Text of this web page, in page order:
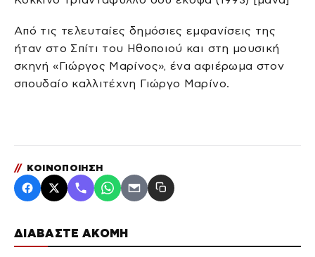
ΔΙΑΒΑΣΤΕ ΑΚΟΜΗ
Από τις τελευταίες δημόσιες εμφανίσεις της
ήταν στο Σπίτι του Ηθοποιού και στη μουσική
σκηνή «Γιώργος Μαρίνος», ένα αφιέρωμα στον
σπουδαίο καλλιτέχνη Γιώργο Μαρίνο.
// ΚΟΙΝΟΠΟΙΗΣΗ